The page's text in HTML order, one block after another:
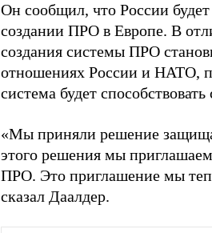
Он сообщил, что России
создании ПРО в Европе. В
создания системы ПРО
отношениях России и НАТО,
система будет
«Мы приняли решение
этого решения мы
ПРО. Это приглашение мы
сказал Даалдер.